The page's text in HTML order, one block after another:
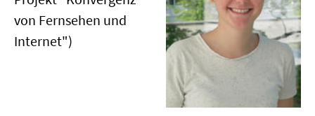
von Fernsehen und
Internet")